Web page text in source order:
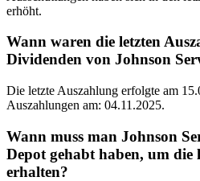
erhöht.
Wann waren die letzten
Dividenden von Johnson
Die letzte Auszahlung erfolgte am
Auszahlungen am: 04.11.2025.
Wann muss man Johnson
Depot gehabt haben, um die
erhalten?